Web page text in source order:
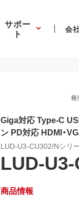
サポー
ト 会
発
Giga対応 Type-C
ン PD対応 HDMI・
LUD-U3-CU302/Nシリ
LUD-
商品情報